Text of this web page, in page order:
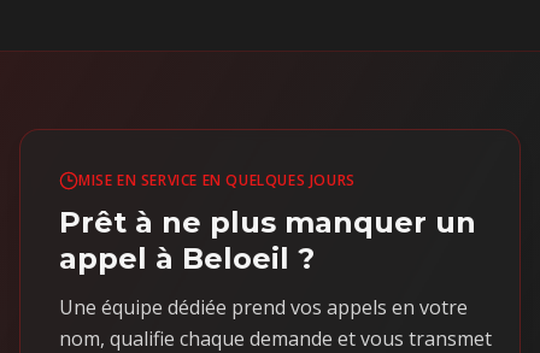
MISE EN SERVICE EN QUELQUES JOURS
Prêt à ne plus manquer un
appel à Beloeil ?
Une équipe dédiée prend vos appels en votre
nom, qualifie chaque demande et vous transmet